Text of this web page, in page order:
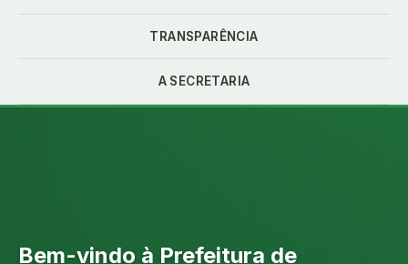
TRANSPARÊNCIA
A SECRETARIA
Bem-vindo à Prefeitura de